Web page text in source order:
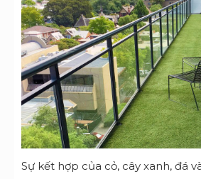
Sự kết hợp của cỏ, cây xanh, đá